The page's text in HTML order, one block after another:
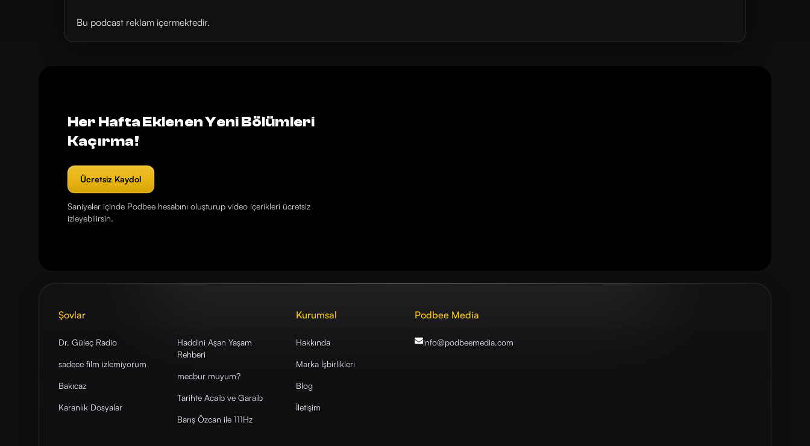
Bu podcast reklam içermektedir.
Her Hafta Eklenen Yeni Bölümleri
Kaçırma!
Ücretsiz Kaydol
Saniyeler içinde Podbee hesabını oluşturup video içerikleri ücretsiz
izleyebilirsin.
Şovlar
Dr. Güleç Radio
sadece film izlemiyorum
Bakıcaz
Karanlık Dosyalar
Haddini Aşan Yaşam
Rehberi
mecbur muyum?
Tarihte Acaib ve Garaib
Barış Özcan ile 111Hz
Kurumsal
Hakkında
Marka İşbirlikleri
Blog
İletişim
Podbee Media
info@podbeemedia.com